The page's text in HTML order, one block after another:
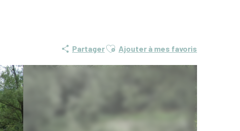
PartagerAjouter aux favoris
Ajouter à mes favoris